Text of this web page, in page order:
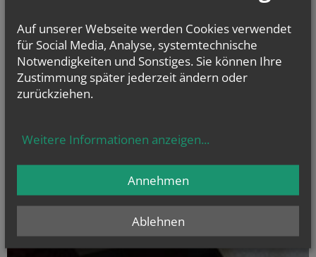
Auf unserer Webseite werden Cookies verwendet
für Social Media, Analyse, systemtechnische
Notwendigkeiten und Sonstiges. Sie können Ihre
Zustimmung später jederzeit ändern oder
zurückziehen.
Weitere Informationen anzeigen...
Ablehnen
Annehmen